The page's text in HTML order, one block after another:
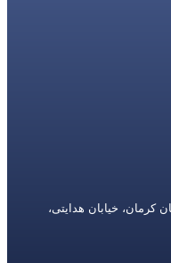
کرمان، خیابان هدایتی،